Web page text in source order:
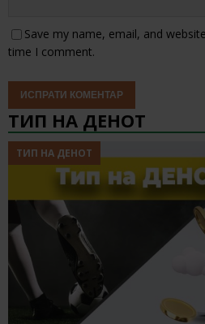
Save my name, email, and
time I comment.
ТИП НА ДЕНОТ
ТИП НА ДЕНОТ